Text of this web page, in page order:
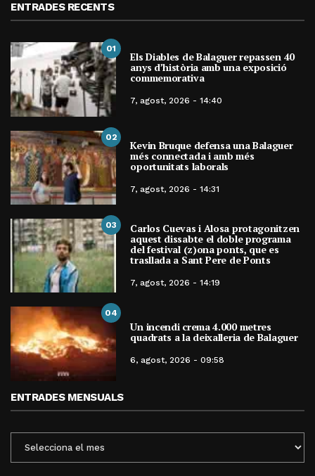
ENTRADES RECENTS
01
Els Diables de Balaguer repassen 40
anys d’història amb una exposició
commemorativa
7, agost, 2026 - 14:40
02
Kevin Bruque defensa una Balaguer
més connectada i amb més
oportunitats laborals
7, agost, 2026 - 14:31
03 Carlos Cuevas i Alosa protagonitzen
aquest dissabte el doble programa
del festival (z)ona ponts, que es
trasllada a Sant Pere de Ponts
7, agost, 2026 - 14:19
04
Un incendi crema 4.000 metres
quadrats a la deixalleria de Balaguer
6, agost, 2026 - 09:58
ENTRADES MENSUALS
MENSUALS